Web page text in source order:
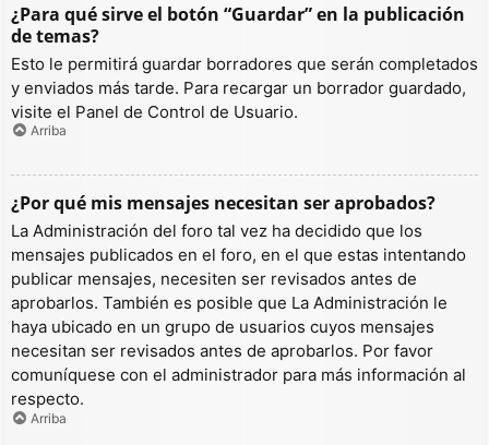
¿Para qué sirve el botón “Guardar” en la publicación
de temas?
Esto le permitirá guardar borradores que serán completados
y enviados más tarde. Para recargar un borrador guardado,
visite el Panel de Control de Usuario.
Arriba
¿Por qué mis mensajes necesitan ser aprobados?
La Administración del foro tal vez ha decidido que los
mensajes publicados en el foro, en el que estas intentando
publicar mensajes, necesiten ser revisados antes de
aprobarlos. También es posible que La Administración le
haya ubicado en un grupo de usuarios cuyos mensajes
necesitan ser revisados antes de aprobarlos. Por favor
comuníquese con el administrador para más información al
respecto.
Arriba